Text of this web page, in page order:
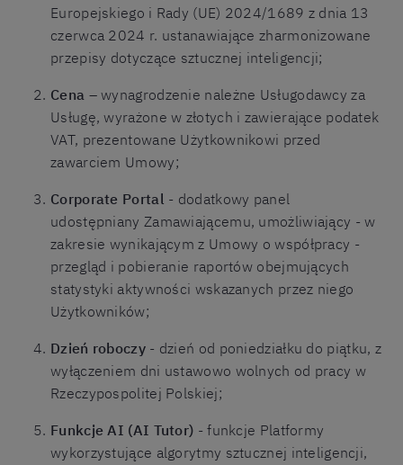
Europejskiego i Rady (UE) 2024/1689 z dnia 13
czerwca 2024 r. ustanawiające zharmonizowane
przepisy dotyczące sztucznej inteligencji;
Cena – wynagrodzenie należne Usługodawcy za
Usługę, wyrażone w złotych i zawierające podatek
VAT, prezentowane Użytkownikowi przed
zawarciem Umowy;
Corporate Portal - dodatkowy panel
udostępniany Zamawiającemu, umożliwiający - w
zakresie wynikającym z Umowy o współpracy -
przegląd i pobieranie raportów obejmujących
statystyki aktywności wskazanych przez niego
Użytkowników;
Dzień roboczy- dzień od poniedziałku do piątku, z
wyłączeniem dni ustawowo wolnych od pracy w
Rzeczypospolitej Polskiej;
Funkcje AI (AI Tutor) - funkcje Platformy
wykorzystujące algorytmy sztucznej inteligencji,